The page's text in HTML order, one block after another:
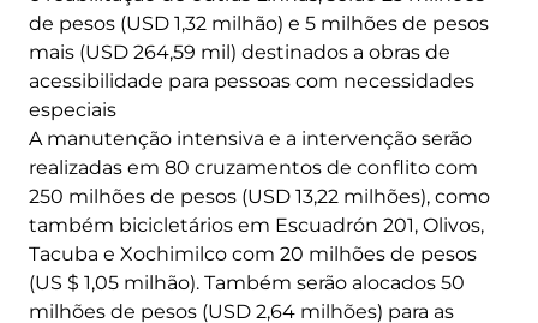
de pesos (USD 1,32 milhão) e 5 milhões de pesos
mais (USD 264,59 mil) destinados a obras de
acessibilidade para pessoas com necessidades
especiais
A manutenção intensiva e a intervenção serão
realizadas em 80 cruzamentos de conflito com
250 milhões de pesos (USD 13,22 milhões), como
também bicicletários em Escuadrón 201, Olivos,
Tacuba e Xochimilco com 20 milhões de pesos
(US $ 1,05 milhão). Também serão alocados 50
milhões de pesos (USD 2,64 milhões) para as